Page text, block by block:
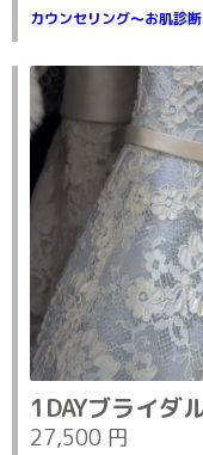
カウンセリング～お肌診
1DAYブライダ
27,500 円